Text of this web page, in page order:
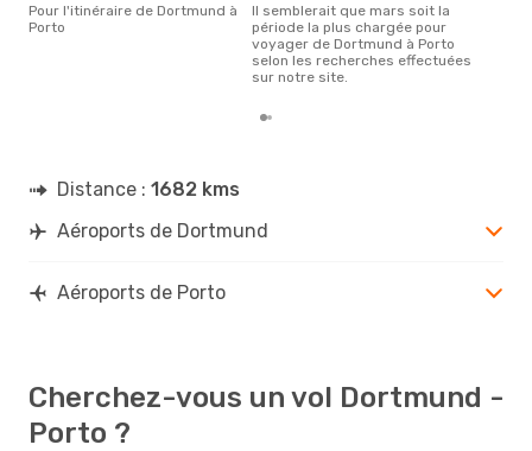
Pour l'itinéraire de Dortmund à
Porto
Il semblerait que mars soit la
période la plus chargée pour
voyager de Dortmund à Porto
selon les recherches effectuées
sur notre site.
Distance : 1682 kms
Aéroports de Dortmund
Aéroports de Porto
Cherchez-vous un vol Dortmund -
Porto ?